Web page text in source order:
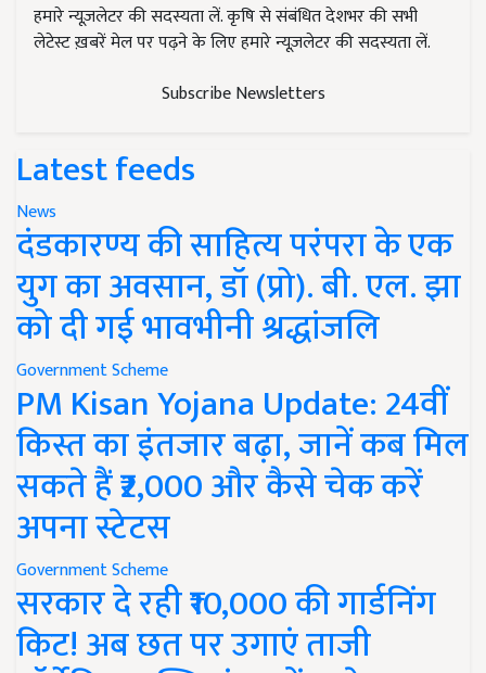
हमारे न्यूज़लेटर की सदस्यता लें. कृषि से संबंधित देशभर की सभी
लेटेस्ट ख़बरें मेल पर पढ़ने के लिए हमारे न्यूज़लेटर की सदस्यता लें.
Subscribe Newsletters
Latest feeds
News
दंडकारण्य की साहित्य परंपरा के एक
युग का अवसान, डॉ (प्रो). बी. एल. झा
को दी गई भावभीनी श्रद्धांजलि
Government Scheme
PM Kisan Yojana Update: 24वीं
किस्त का इंतजार बढ़ा, जानें कब मिल
सकते हैं ₹2,000 और कैसे चेक करें
अपना स्टेटस
Government Scheme
सरकार दे रही ₹10,000 की गार्डनिंग
किट! अब छत पर उगाएं ताजी